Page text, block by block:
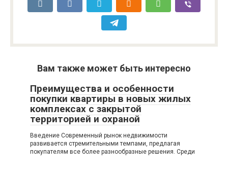
Вам также может быть интересно
Преимущества и особенности
покупки квартиры в новых жилых
комплексах с закрытой
территорией и охраной
Введение Современный рынок недвижимости
развивается стремительными темпами, предлагая
покупателям все более разнообразные решения. Среди